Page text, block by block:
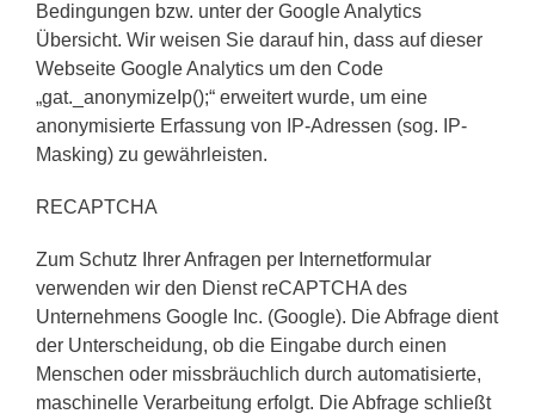
Bedingungen bzw. unter der Google Analytics
Übersicht. Wir weisen Sie darauf hin, dass auf dieser
Webseite Google Analytics um den Code
„gat._anonymizeIp();“ erweitert wurde, um eine
anonymisierte Erfassung von IP-Adressen (sog. IP-
Masking) zu gewährleisten.
RECAPTCHA
Zum Schutz Ihrer Anfragen per Internetformular
verwenden wir den Dienst reCAPTCHA des
Unternehmens Google Inc. (Google). Die Abfrage dient
der Unterscheidung, ob die Eingabe durch einen
Menschen oder missbräuchlich durch automatisierte,
maschinelle Verarbeitung erfolgt. Die Abfrage schließt